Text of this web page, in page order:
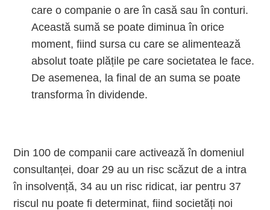
care o companie o are în casă sau în conturi.
Această sumă se poate diminua în orice
moment, fiind sursa cu care se alimentează
absolut toate plățile pe care societatea le face.
De asemenea, la final de an suma se poate
transforma în dividende.
Din 100 de companii care activează în domeniul
consultanței, doar 29 au un risc scăzut de a intra
în insolvență, 34 au un risc ridicat, iar pentru 37
riscul nu poate fi determinat, fiind societăți noi